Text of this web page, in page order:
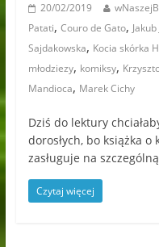
20/02/2019
Patati, Couro de Gato,
Sajdakowska, Kocia skórka
młodziezy, komiksy,
Mandioca, Marek Cichy
Dziś do lektury
dorosłych, bo książka
zasługuje na
Czytaj więcej